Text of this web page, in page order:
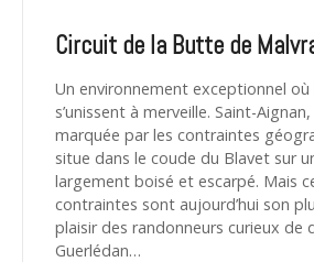
Circuit de la Butte de
Un environnement exceptionnel où
s’unissent à merveille. Saint-
marquée par les contraintes
situe dans le coude du Blavet sur
largement boisé et escarpé. Mais
contraintes sont aujourd’hui son
plaisir des randonneurs curieux de
Guerlédan…